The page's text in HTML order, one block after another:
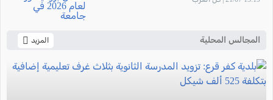
المجالس المحلية المزيد